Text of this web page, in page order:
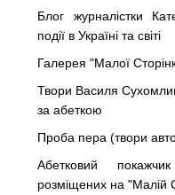
Блог журналістки
події в Україні та світі
Галерея "Малої
Твори Василя
за абеткою
Проба пера (твори
Абетковий
розміщених на "Малій